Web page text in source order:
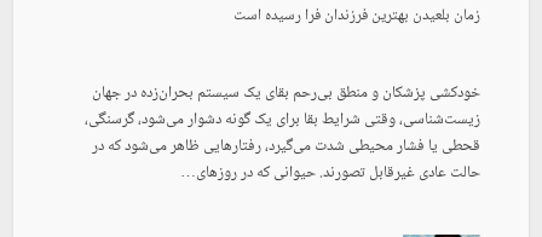
زمان بلعیدن بهترین فرزندان فرا رسیده است
خودکشی پزشکان و منطق بی‌رحم بقای یک سیستم بحران‌زده در جهان
زیست‌شناسی، وقتی شرایط بقا برای یک گونه دشوار می‌شود، گرسنگی،
قحطی یا فشار محیطی شدت می‌گیرد، رفتارهایی ظاهر می‌شود که در
حالت عادی غیرقابل تصورند. حیوانی که در روزهای…